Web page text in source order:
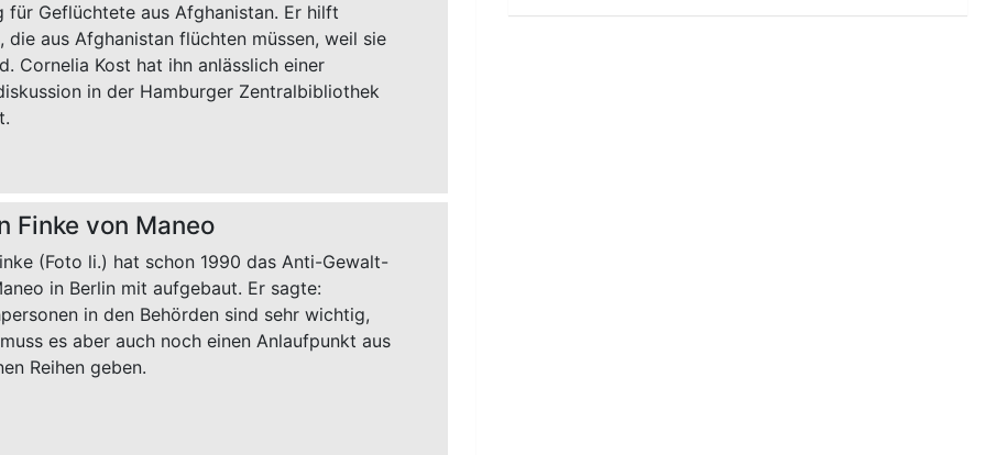
für Geflüchtete aus Afghanistan. Er hilft
die aus Afghanistan flüchten müssen, weil sie
Cornelia Kost hat ihn anlässlich einer
in der Hamburger Zentralbibliothek
Finke von Maneo
(Foto li.) hat schon 1990 das Anti-Gewalt-
in Berlin mit aufgebaut. Er sagte:
in den Behörden sind sehr wichtig,
es aber auch noch einen Anlaufpunkt aus
Reihen geben.